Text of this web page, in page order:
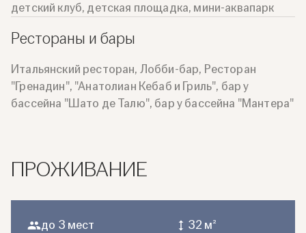
детский клуб, детская площадка, мини-аквапарк
Рестораны и бары
Итальянский ресторан, Лобби-бар, Ресторан
"Гренадин", "Анатолиан Кебаб и Гриль", бар у
бассейна "Шато де Талю", бар у бассейна "Мантера"
ПРОЖИВАНИЕ
до 3 мест
32 м²